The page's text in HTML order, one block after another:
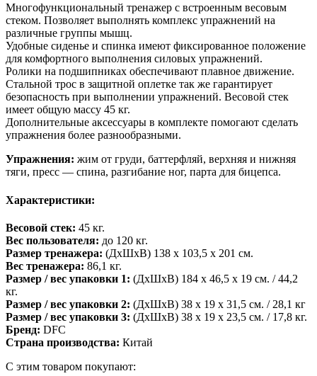
Многофункциональный тренажер с встроенным весовым
стеком. Позволяет выполнять комплекс упражнений на
различные группы мышц.
Удобные сиденье и спинка имеют фиксированное положение
для комфортного выполнения силовых упражнений.
Ролики на подшипниках обеспечивают плавное движение.
Стальной трос в защитной оплетке так же гарантирует
безопасность при выполнении упражнений. Весовой стек
имеет общую массу 45 кг.
Дополнительные аксессуары в комплекте помогают сделать
упражнения более разнообразными.
Упражнения: жим от груди, баттерфляй, верхняя и нижняя
тяги, пресс — спина, разгибание ног, парта для бицепса.
Характеристики:
Весовой стек: 45 кг.
Вес пользователя: до 120 кг.
Размер тренажера: (ДхШхВ) 138 х 103,5 х 201 см.
Вес тренажера: 86,1 кг.
Размер / вес упаковки 1: (ДхШхВ) 184 х 46,5 х 19 см. / 44,2
кг.
Размер / вес упаковки 2: (ДхШхВ) 38 х 19 х 31,5 см. / 28,1 кг
Размер / вес упаковки 3: (ДхШхВ) 38 х 19 х 23,5 см. / 17,8 кг.
Бренд: DFC
Страна производства: Китай
С этим товаром покупают: